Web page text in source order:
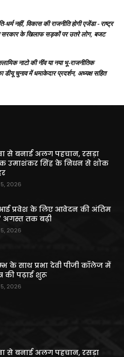
धर्म नहीं, विकास की राजनीति होगी एजेंडा - राष्ट्र
सरकार के खिलाफ सड़कों पर उतरे लोग, बजट
नाटो की नींव या नया भू-राजनीतिक
डीयू चुनाव में धमाकेदार प्रदर्शन, अध्यक्ष सहित
से बनाई अलग पहचान, रसड़ा
उमाशंकर सिंह के निधन से शोक
2026
प्रवेश के लिए आवेदन की अंतिम
अगस्त तक बढ़ी
2026
के साथ प्रभा देवी पीजी कॉलेज में
की पढ़ाई शुरू
2026
से बनाई अलग पहचान, रसड़ा